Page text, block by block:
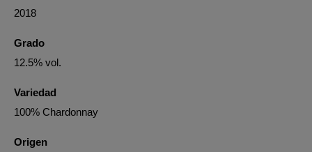
2018
Grado
12.5% vol.
Variedad
100% Chardonnay
Origen